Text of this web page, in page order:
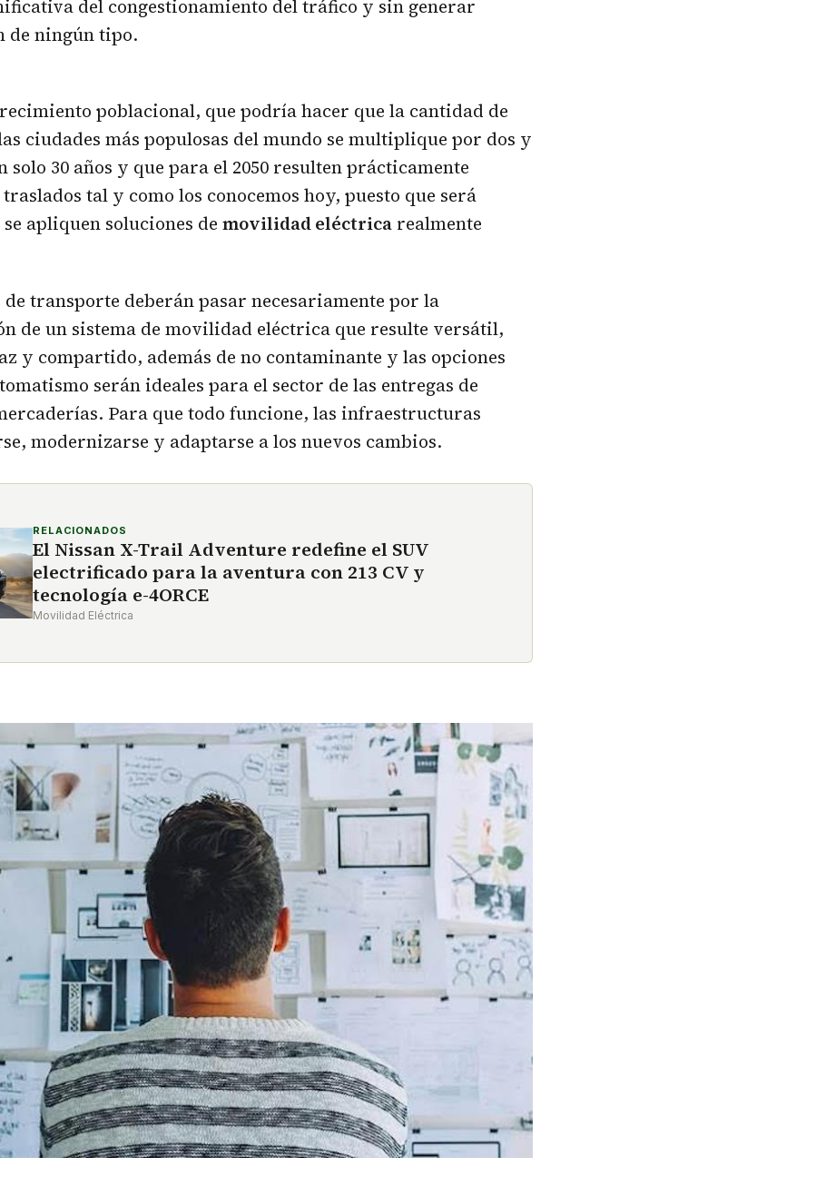
del congestionamiento del tráfico y sin generar
de ningún tipo.
poblacional, que podría hacer que la cantidad de
ciudades más populosas del mundo se multiplique por dos y
solo 30 años y que para el 2050 resulten prácticamente
tal y como los conocemos hoy, puesto que será
apliquen soluciones de movilidad eléctrica realmente
de transporte deberán pasar necesariamente por la
de un sistema de movilidad eléctrica que resulte versátil,
y compartido, además de no contaminante y las opciones
serán ideales para el sector de las entregas de
Para que todo funcione, las infraestructuras
modernizarse y adaptarse a los nuevos cambios.
RELACIONADOS
El Nissan X-Trail Adventure redefine el SUV
electrificado para la aventura con 213 CV y
tecnología e-4ORCE
Movilidad Eléctrica